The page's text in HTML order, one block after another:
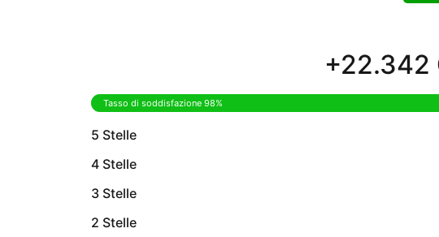
+22.342
Tasso di soddisfazione 98%
5 Stelle
4 Stelle
3 Stelle
2 Stelle